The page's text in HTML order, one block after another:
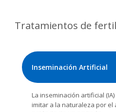
Tratamientos de
Inseminación Artificial
La inseminación artificial
imitar a la naturaleza por